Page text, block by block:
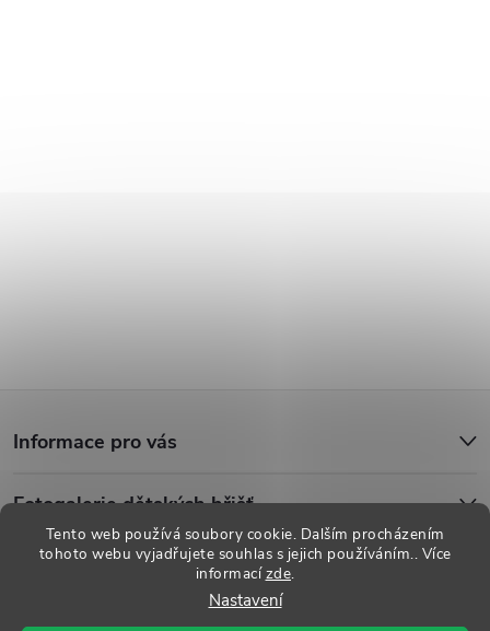
Tento web používá soubory cookie. Dalším procházením
tohoto webu vyjadřujete souhlas s jejich používáním.. Více
informacízde.
Nastavení
p
Informace pro vás
Fotogalerie dětských hřišť
Dětská hřiště . Všechna práva vyhrazena.
nastavení cookies